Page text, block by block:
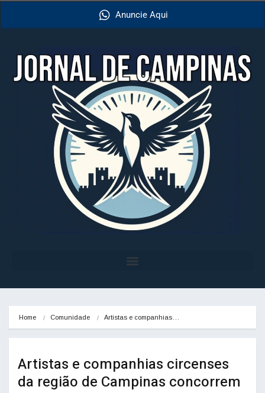
Anuncie Aqui
Home Comunidade Artistas e companhias…
Artistas e companhias circenses
da região de Campinas concorrem